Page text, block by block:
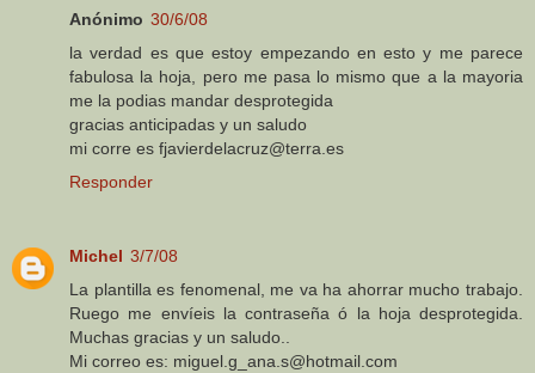
Anónimo 30/6/08
la verdad es que estoy empezando en esto y me parece
fabulosa la hoja, pero me pasa lo mismo que a la mayoria
me la podias mandar desprotegida
gracias anticipadas y un saludo
mi corre es fjavierdelacruz@terra.es
Responder
Michel 3/7/08
La plantilla es fenomenal, me va ha ahorrar mucho trabajo.
Ruego me envíeis la contraseña ó la hoja desprotegida.
Muchas gracias y un saludo..
Mi correo es: miguel.g_ana.s@hotmail.com